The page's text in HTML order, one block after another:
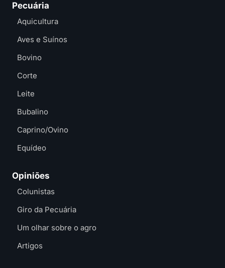
Pecuária
Aquicultura
Aves e Suínos
Bovino
Corte
Leite
Bubalino
Caprino/Ovino
Equídeo
Opiniões
Colunistas
Giro da Pecuária
Um olhar sobre o agro
Artigos